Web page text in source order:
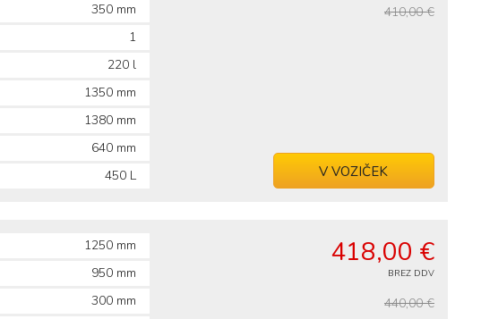
350 mm
1
220 l
1350 mm
1380 mm
640 mm
450 L
410,00 €
V VOZIČEK
1250 mm
950 mm
300 mm
418,00 €
BREZ DDV
440,00 €